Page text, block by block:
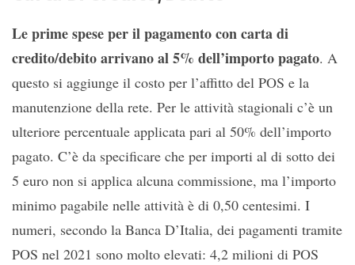
Le prime spese per il pagamento con carta di
credito/debito arrivano al 5% dell’importo pagato. A
questo si aggiunge il costo per l’affitto del POS e la
manutenzione della rete. Per le attività stagionali c’è un
ulteriore percentuale applicata pari al 50% dell’importo
pagato. C’è da specificare che per importi al di sotto dei
5 euro non si applica alcuna commissione, ma l’importo
minimo pagabile nelle attività è di 0,50 centesimi. I
numeri, secondo la Banca D’Italia, dei pagamenti tramite
POS nel 2021 sono molto elevati: 4,2 milioni di POS